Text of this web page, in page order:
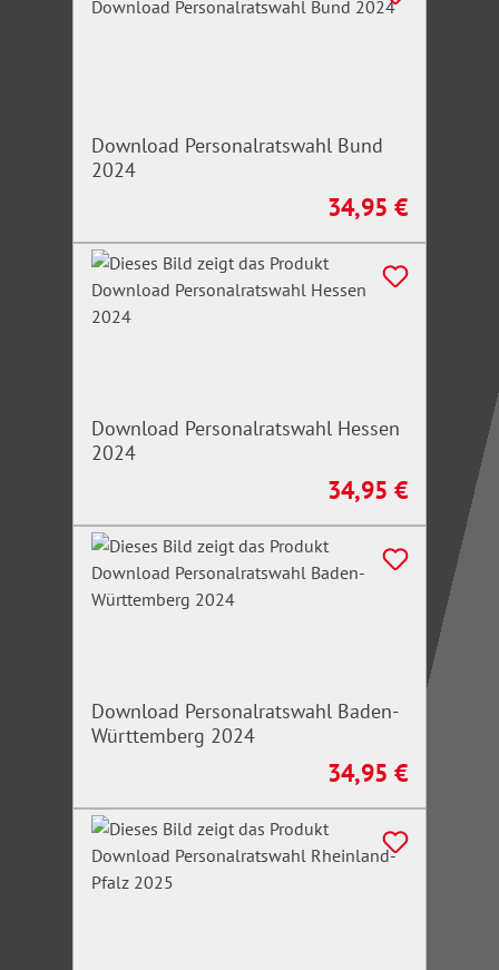
Download Personalratswahl Bund
2024
Regulärer Preis:
34,95 €
Download Personalratswahl Hessen
2024
Regulärer Preis:
34,95 €
Download Personalratswahl Baden-
Württemberg 2024
Regulärer Preis:
34,95 €